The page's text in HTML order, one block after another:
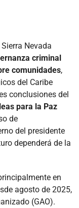
Nevada
criminal
comunidades,
del Caribe
conclusiones del
para la Paz
de
del presidente
dependerá de la
en
agosto de 2025,
(GAO).